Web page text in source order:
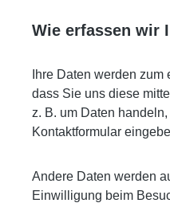
Wie erfassen wir
Ihre Daten werden
dass Sie uns diese
z. B. um Daten
Kontaktformular
Andere Daten werden
Einwilligung beim